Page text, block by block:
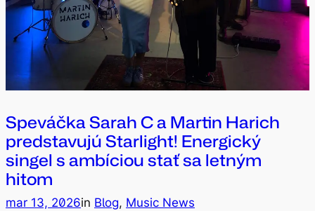
Speváčka Sarah C a Martin Harich
predstavujú Starlight! Energický
singel s ambíciou stať sa letným
hitom
mar 13, 2026in Blog, Music News